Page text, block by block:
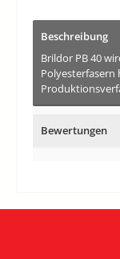
Beschreibung
Brildor PB 40
Polyesterfasern
Bewertungen